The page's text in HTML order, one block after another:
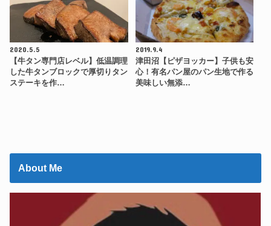
2020.5.5
【牛タン専門店レベル】低温調理
した牛タンブロックで厚切りタン
ステーキを作…
2019.9.4
津田沼【ピザヨッカー】子供も安
心！有名パン屋のパン生地で作る
美味しい無添…
About Me